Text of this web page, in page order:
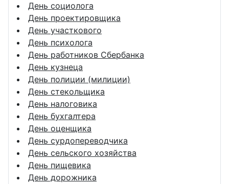
День социолога
День проектировщика
День участкового
День психолога
День работников Сбербанка
День кузнеца
День полиции (милиции)
День стекольщика
День налоговика
День бухгалтера
День оценщика
День сурдопереводчика
День сельского хозяйства
День пищевика
День дорожника